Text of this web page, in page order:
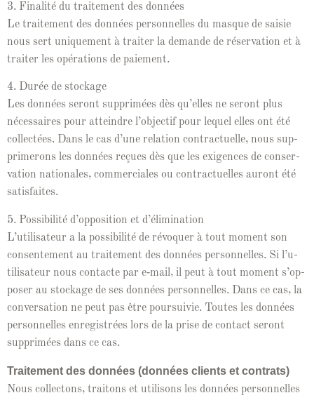
3. Final­ité du traite­ment des don­nées
Le traite­ment des don­nées per­son­nelles du masque de saisie
nous sert unique­ment à traiter la demande de réser­va­tion et à
traiter les opéra­tions de paiement.
4. Durée de stock­age
Les don­nées seront sup­primées dès qu’elles ne seront plus
néces­saires pour attein­dre l’ob­jec­tif pour lequel elles ont été
col­lec­tées. Dans le cas d’une rela­tion con­tractuelle, nous sup­
primerons les don­nées reçues dès que les exi­gences de con­ser­
va­tion nationales, com­mer­ciales ou con­tractuelles auront été
satisfaites.
5. Pos­si­bil­ité d’op­po­si­tion et d’élim­i­na­tion
L’u­til­isa­teur a la pos­si­bil­ité de révo­quer à tout moment son
con­sen­te­ment au traite­ment des don­nées per­son­nelles. Si l’u­
til­isa­teur nous con­tacte par e‑mail, il peut à tout moment s’op­
pos­er au stock­age de ses don­nées per­son­nelles. Dans ce cas, la
con­ver­sa­tion ne peut pas être pour­suiv­ie. Toutes les don­nées
per­son­nelles enreg­istrées lors de la prise de con­tact seront
sup­primées dans ce cas.
Traite­ment des don­nées (don­nées clients et con­trats)
Nous col­lec­tons, traitons et util­isons les don­nées per­son­nelles